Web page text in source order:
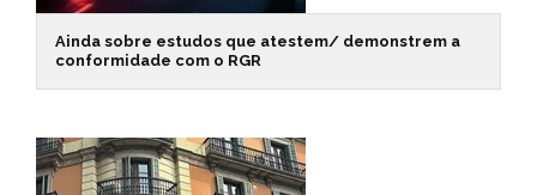
Ainda sobre estudos que atestem/ demonstrem a
conformidade com o RGR